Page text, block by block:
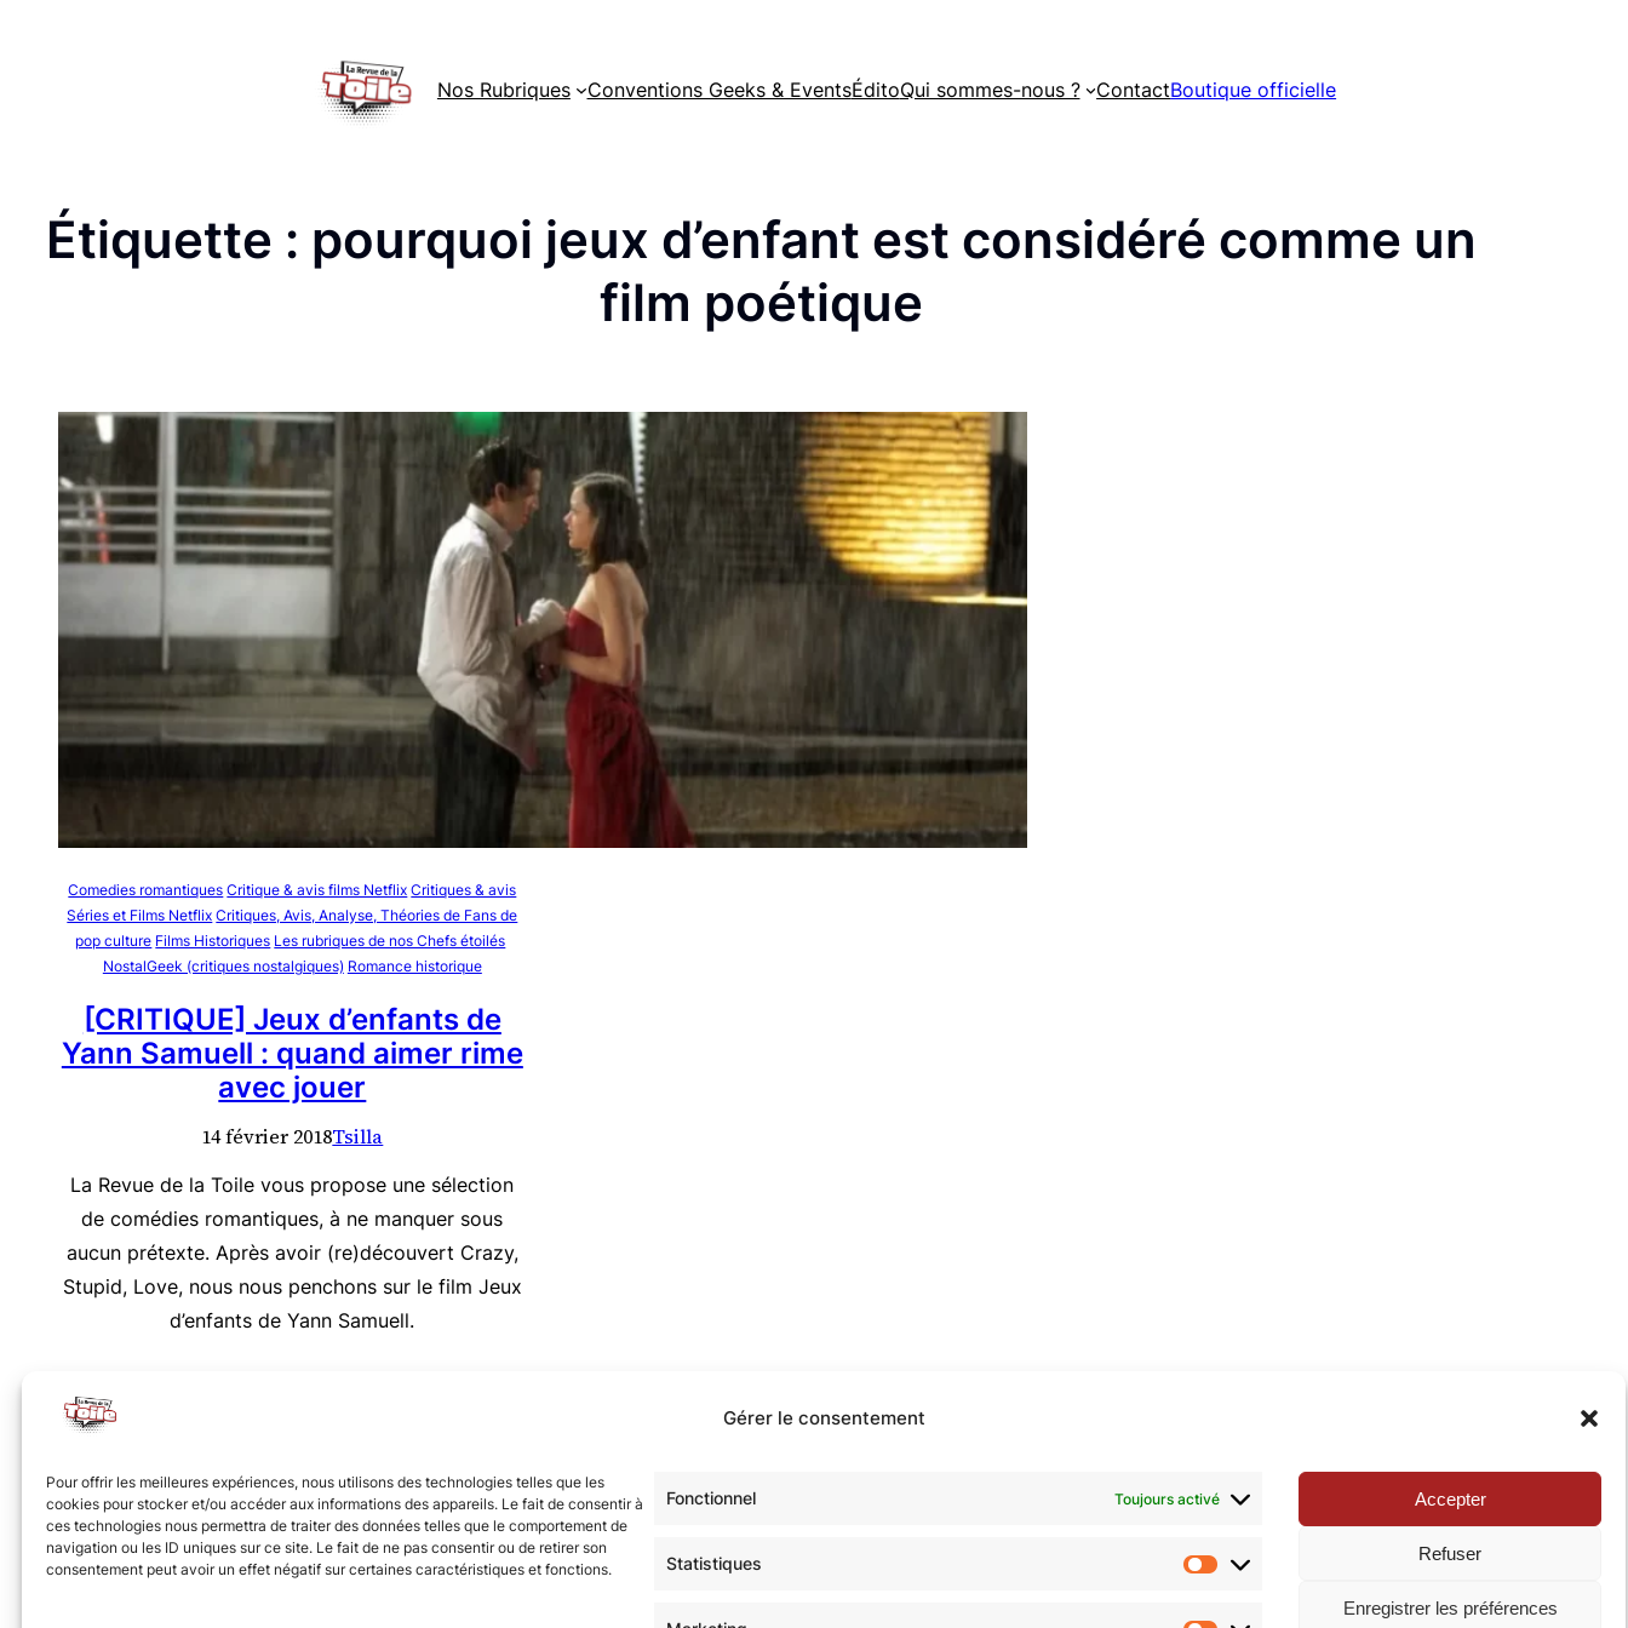
Gérer le consentement
Pour offrir les meilleures expériences, nous utilisons des technologies telles que les
cookies pour stocker et/ou accéder aux informations des appareils. Le fait de consentir à
ces technologies nous permettra de traiter des données telles que le comportement de
navigation ou les ID uniques sur ce site. Le fait de ne pas consentir ou de retirer son
consentement peut avoir un effet négatif sur certaines caractéristiques et fonctions.
Fonctionnel Toujours activé
Statistiques
Accepter
Refuser
Enregistrer les préférences
Nos Rubriques Conventions Geeks & EventsÉditoQui sommes-nous ? ContactBoutique officielle
Étiquette : pourquoi jeux d’enfant est considéré comme un
film poétique
Comedies romantiques Critique & avis films Netflix Critiques & avis
Séries et Films Netflix Critiques, Avis, Analyse, Théories de Fans de
pop culture Films Historiques Les rubriques de nos Chefs étoilés
NostalGeek (critiques nostalgiques) Romance historique
[CRITIQUE] Jeux d’enfants de
Yann Samuell : quand aimer rime
avec jouer
14 février 2018Tsilla
La Revue de la Toile vous propose une sélection
de comédies romantiques, à ne manquer sous
aucun prétexte. Après avoir (re)découvert Crazy,
Stupid, Love, nous nous penchons sur le film Jeux
d’enfants de Yann Samuell.
sur tous nos réseaux !